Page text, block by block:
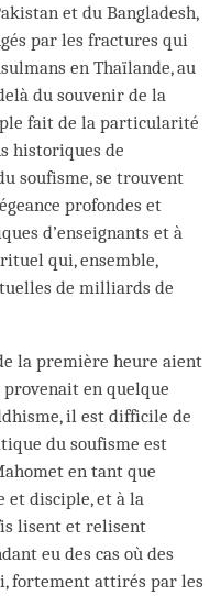
et du Bangladesh,
par les fractures qui
en Thaïlande, au
du souvenir de la
fait de la particularité
historiques de
soufisme, se trouvent
profondes et
d’enseignants et à
qui, ensemble,
de milliards de
la première heure aient
provenait en quelque
il est difficile de
du soufisme est
en tant que
et disciple, et à la
lisent et relisent
eu des cas où des
fortement attirés par les